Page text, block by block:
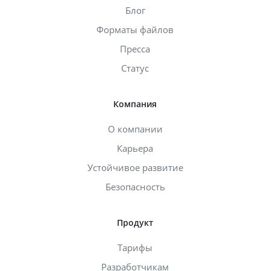
Блог
Форматы файлов
Пресса
Статус
Компания
О компании
Карьера
Устойчивое развитие
Безопасность
Продукт
Тарифы
Разработчикам